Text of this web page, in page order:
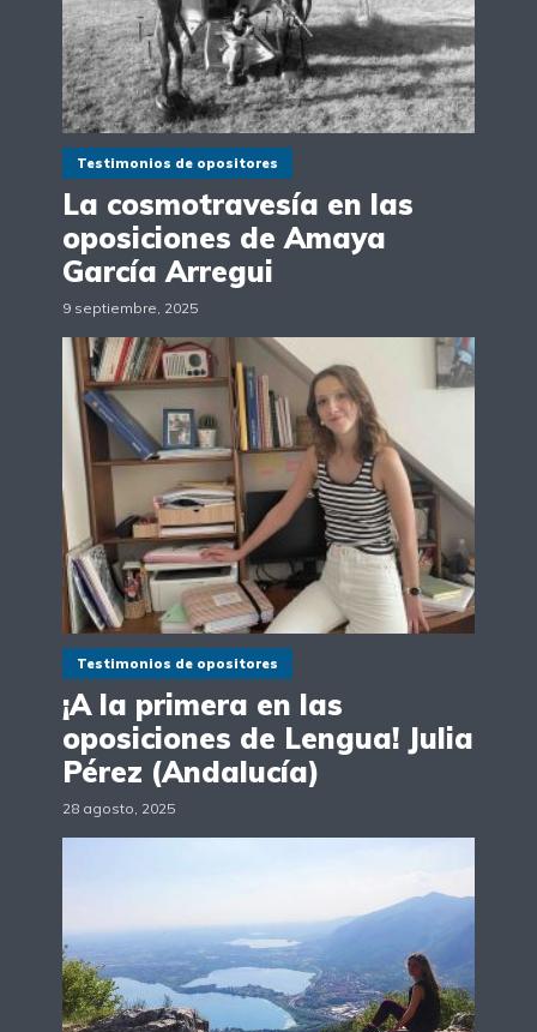
Testimonios de opositores
La cosmotravesía en las
oposiciones de Amaya
García Arregui
9 septiembre, 2025
Testimonios de opositores
¡A la primera en las
oposiciones de Lengua! Julia
Pérez (Andalucía)
28 agosto, 2025